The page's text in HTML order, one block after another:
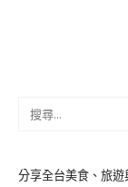
分享全台美食、旅